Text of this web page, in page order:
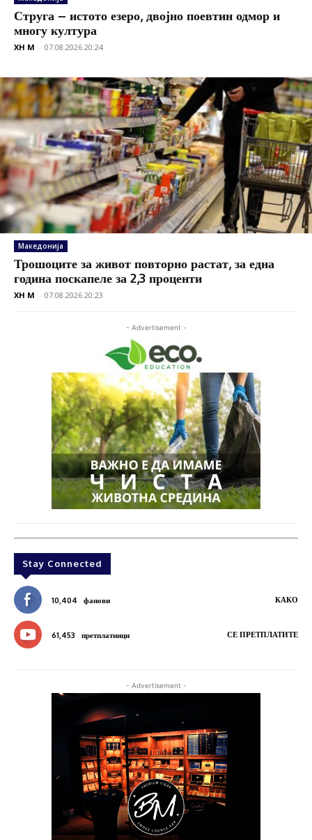
Струга – истото езеро, двојно поевтин одмор и
многу култура
XH M - 07.08.2026 20:24
Македонија
Трошоците за живот повторно растат, за една
година поскапеле за 2,3 проценти
XH M - 07.08.2026 20:23
- Advertisement -
Stay Connected
10,404 фанови КАКО
61,453 претплатници СЕ ПРЕТПЛАТИТЕ
- Advertisement -